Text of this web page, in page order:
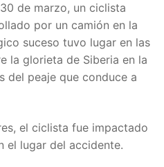
de marzo, un ciclista
por un camión en la
suceso tuvo lugar en las
la glorieta de Siberia en la
del peaje que conduce a
el ciclista fue impactado
el lugar del accidente.